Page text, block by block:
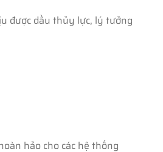
được dầu thủy lực, lý tưởng
hảo cho các hệ thống